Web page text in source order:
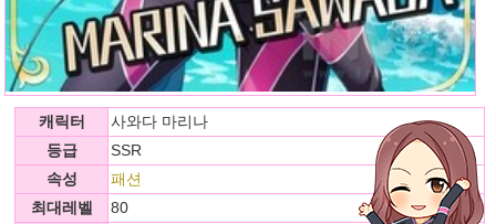
캐릭터
사와다 마리나
등급
SSR
속성
패션
최대레벨
80